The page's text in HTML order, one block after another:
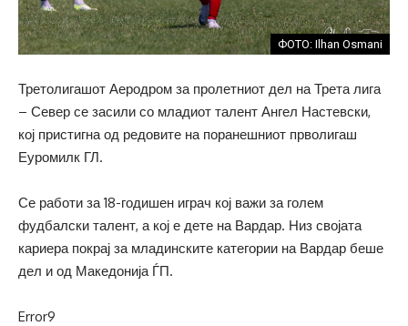
ФОТО: Ilhan Osmani
Третолигашот Аеродром за пролетниот дел на Трета лига
– Север се засили со младиот талент Ангел Настевски,
кој пристигна од редовите на поранешниот прволигаш
Еуромилк ГЛ.
Се работи за 18-годишен играч кој важи за голем
фудбалски талент, а кој е дете на Вардар. Низ својата
кариера покрај за младинските категории на Вардар беше
дел и од Македонија ЃП.
Error9